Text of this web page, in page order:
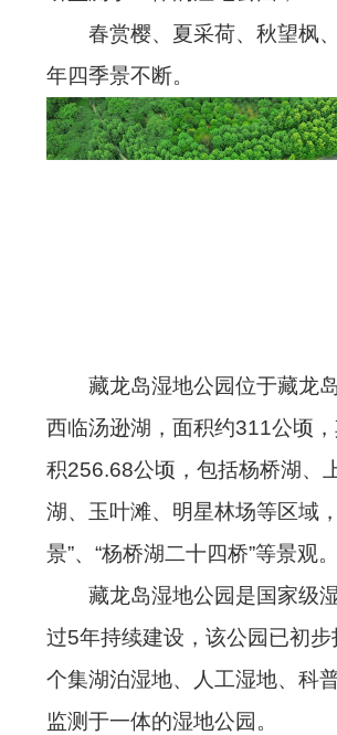
春赏樱、夏采荷、秋望枫
年四季景不断。
藏龙岛湿地公园位于藏龙
西临汤逊湖，面积约311公顷
积256.68公顷，包括杨桥湖、
湖、玉叶滩、明星林场等区域
景”、“杨桥湖二十四桥”等景观。
藏龙岛湿地公园是国家级
过5年持续建设，该公园已初步
个集湖泊湿地、人工湿地、科
监测于一体的湿地公园。